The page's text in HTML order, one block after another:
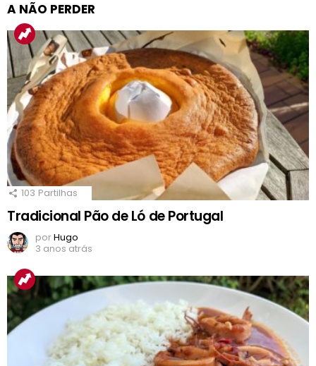
A NÃO PERDER
103 Partilhas
Tradicional Pão de Ló de Portugal
porHugo
3 anos atrás